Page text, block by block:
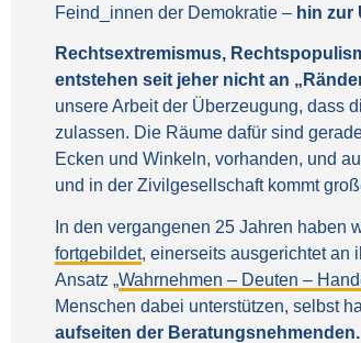
Feind_innen der Demokratie – hin zur
Rechtsextremismus,
entstehen seit jeher nicht an
unsere Arbeit der Überzeugung, dass
zulassen. Die Räume dafür sind
Ecken und Winkeln, vorhanden, und
und in der Zivilgesellschaft kommt
In den vergangenen 25 Jahren haben
fortgebildet, einerseits ausgerichtet an
Ansatz „Wahrnehmen – Deuten –
Menschen dabei unterstützen, selbst
aufseiten der Beratungsnehmenden.